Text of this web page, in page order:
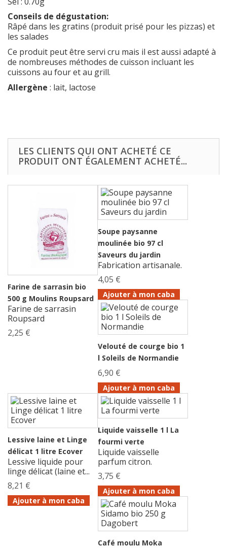
Conseils de dégustation:
Râpé dans les gratins (produit prisé pour les pizzas) et
les salades
Ce produit peut être servi cru mais il est aussi adapté à
de nombreuses méthodes de cuisson incluant les
cuissons au four et au grill.
Allergène : lait, lactose
LES CLIENTS QUI ONT ACHETÉ CE
PRODUIT ONT ÉGALEMENT ACHETÉ...
Farine de sarrasin bio
500 g Moulins Roupsard
Farine de sarrasin
Roupsard
2,25 €
Soupe paysanne
moulinée bio 97 cl
Saveurs du jardin
Fabrication artisanale.
4,05 €
Ajouter à mon caba
Velouté de courge bio 1
l Soleils de Normandie
6,90 €
Ajouter à mon caba
Lessive laine et Linge
délicat 1 litre Ecover
Lessive liquide pour
linge délicat (laine et...
8,21 €
Ajouter à mon caba
Liquide vaisselle 1 l La
fourmi verte
Liquide vaisselle
parfum citron.
3,75 €
Ajouter à mon caba
Café moulu Moka